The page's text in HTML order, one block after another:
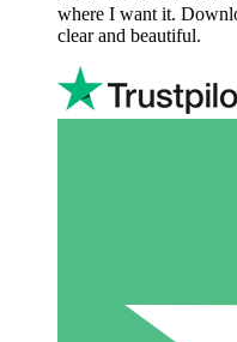
where I want it.
clear and beautiful.